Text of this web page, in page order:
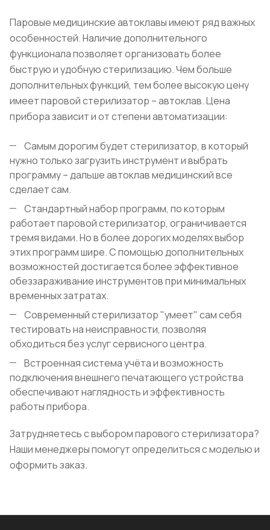
Паровые медицинские автоклавы имеют ряд важных
особенностей. Наличие дополнительного
функционала позволяет организовать более
быструю и удобную стерилизацию. Чем больше
дополнительных функций, тем более высокую цену
имеет паровой стерилизатор – автоклав. Цена
прибора зависит и от степени автоматизации:
Самым дорогим будет стерилизатор, в который
нужно только загрузить инструмент и выбрать
программу – дальше автоклав медицинский все
сделает сам.
Стандартный набор программ, по которым
работает паровой стерилизатор, ограничивается
тремя видами. Но в более дорогих моделях выбор
этих программ шире. С помощью дополнительных
возможностей достигается более эффективное
обеззараживание инструментов при минимальных
временных затратах.
Современный стерилизатор "умеет" сам себя
тестировать на неисправности, позволяя
обходиться без услуг сервисного центра.
Встроенная система учёта и возможность
подключения внешнего печатающего устройства
обеспечивают наглядность и эффективность
работы прибора.
Затрудняетесь с выбором парового стерилизатора?
Наши менеджеры помогут определиться с моделью и
оформить заказ.